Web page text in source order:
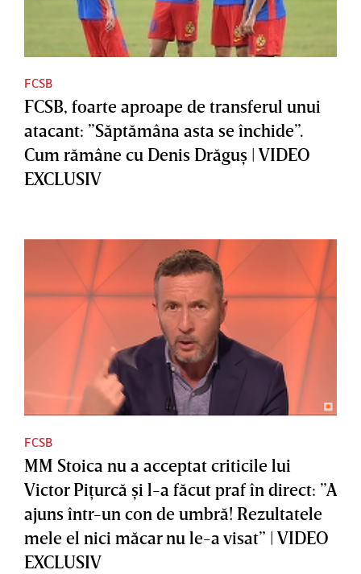
FCSB
FCSB, foarte aproape de transferul unui
atacant: ”Săptămâna asta se închide”.
Cum rămâne cu Denis Drăguş | VIDEO
EXCLUSIV
FCSB
MM Stoica nu a acceptat criticile lui
Victor Piţurcă şi l-a făcut praf în direct: ”A
ajuns într-un con de umbră! Rezultatele
mele el nici măcar nu le-a visat” | VIDEO
EXCLUSIV